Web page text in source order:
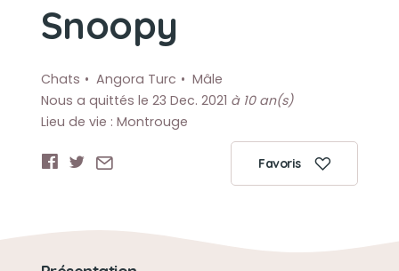
Snoopy
Chats Angora Turc
Mâle
Nous a quittés le 23 Dec. 2021 à 10 an(s)
Lieu de vie : Montrouge
Favoris